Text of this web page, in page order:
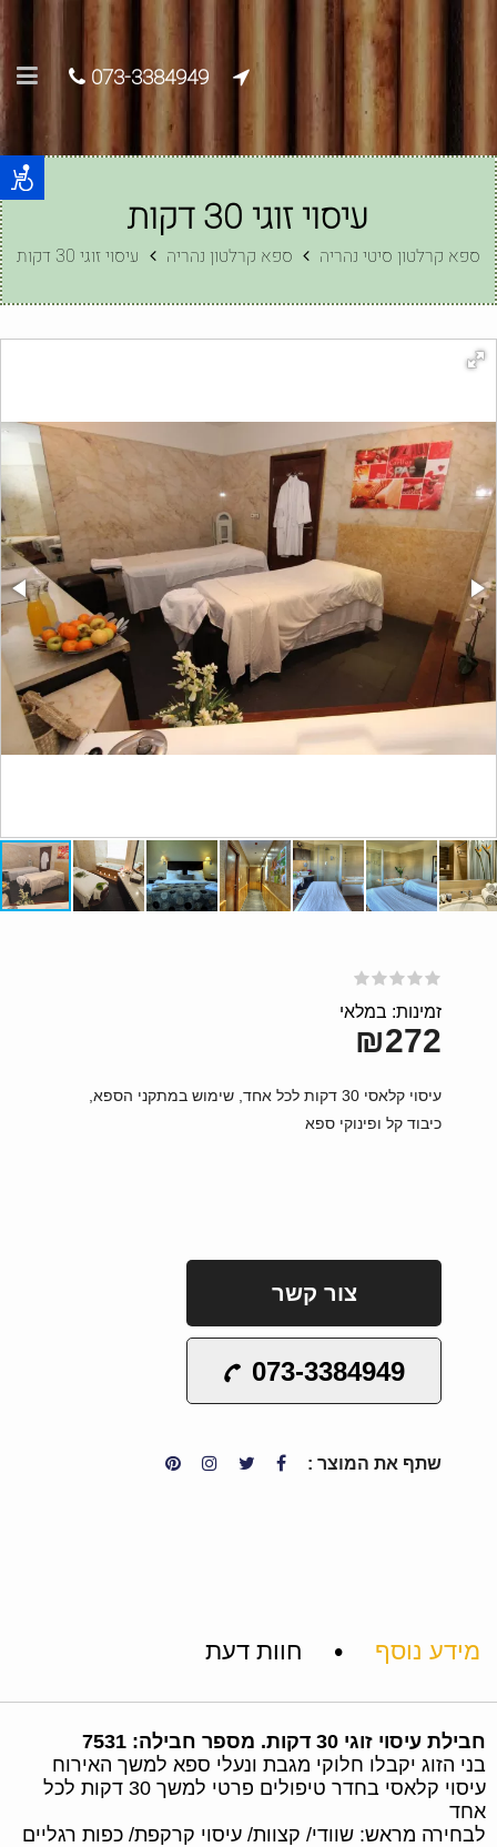
073-3384949
עיסוי זוגי 30 דקות
ספא קרלטון סיטי נהריה ספא קרלטון נהריה עיסוי זוגי 30 דקות
זמינות: במלאי
₪272
עיסוי קלאסי 30 דקות לכל אחד, שימוש במתקני הספא,
כיבוד קל ופינוקי ספא
צור קשר
073-3384949
שתף את המוצר :
מידע נוסף • חוות דעת
חבילת עיסוי זוגי 30 דקות. מספר חבילה: 7531
בני הזוג יקבלו חלוקי מגבת ונעלי ספא למשך האירוח
עיסוי קלאסי בחדר טיפולים פרטי למשך 30 דקות לכל
אחד
לבחירה מראש: שוודי/ קצוות/ עיסוי קרקפת/ כפות רגליים